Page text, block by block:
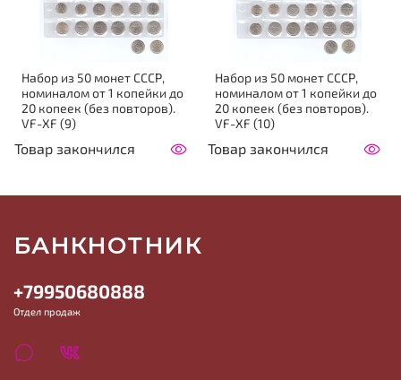
Набор из 50 монет СССР,
номиналом от 1 копейки до
20 копеек (без повторов).
VF-XF (9)
Товар закончился
Набор из 50 монет СССР,
номиналом от 1 копейки до
20 копеек (без повторов).
VF-XF (10)
Товар закончился
+79950680888
Отдел продаж
БАНКНОТНИК